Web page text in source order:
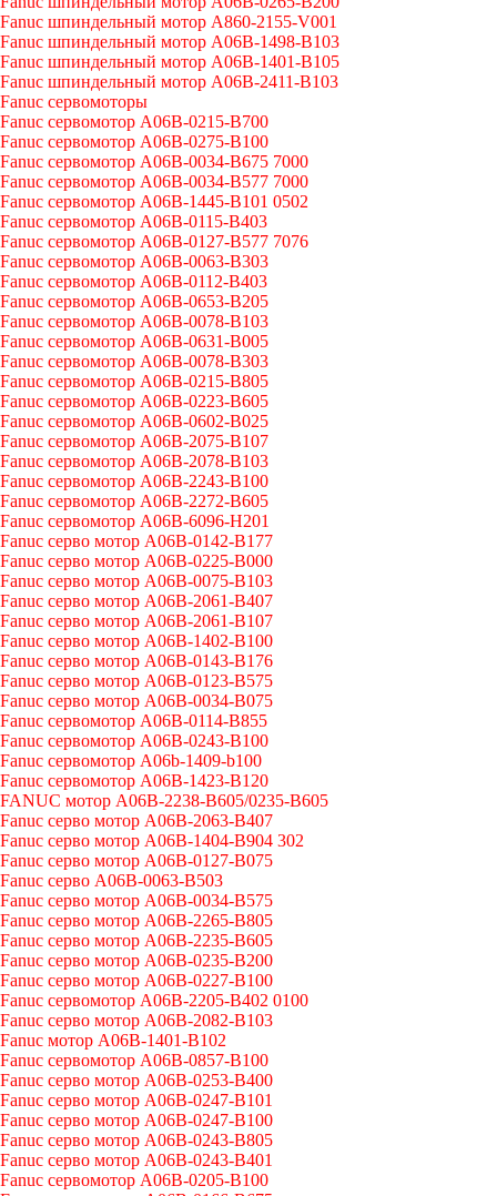
Fanuc шпиндельный мотор A860-2155-V001
Fanuc шпиндельный мотор A06B-1498-B103
Fanuc шпиндельный мотор A06B-1401-B105
Fanuc шпиндельный мотор A06B-2411-B103
Fanuc сервомоторы
Fanuc сервомотор A06B-0215-B700
Fanuc сервомотор A06B-0275-B100
Fanuc сервомотор A06B-0034-B675 7000
Fanuc сервомотор A06B-0034-B577 7000
Fanuc сервомотор A06B-1445-B101 0502
Fanuc сервомотор A06B-0115-B403
Fanuc сервомотор A06B-0127-B577 7076
Fanuc сервомотор A06B-0063-B303
Fanuc сервомотор A06B-0112-B403
Fanuc сервомотор A06B-0653-B205
Fanuc сервомотор A06B-0078-B103
Fanuc сервомотор A06B-0631-B005
Fanuc сервомотор A06B-0078-B303
Fanuc сервомотор A06B-0215-B805
Fanuc сервомотор A06B-0223-B605
Fanuc сервомотор A06B-0602-B025
Fanuc сервомотор A06B-2075-B107
Fanuc сервомотор A06B-2078-B103
Fanuc сервомотор A06B-2243-B100
Fanuc сервомотор A06B-2272-B605
Fanuc сервомотор A06B-6096-H201
Fanuc серво мотор A06B-0142-B177
Fanuc серво мотор A06B-0225-B000
Fanuc серво мотор A06B-0075-B103
Fanuc серво мотор A06B-2061-B407
Fanuc серво мотор A06B-2061-B107
Fanuc серво мотор A06B-1402-B100
Fanuc серво мотор A06B-0143-B176
Fanuc серво мотор A06B-0123-B575
Fanuc серво мотор A06B-0034-B075
Fanuc сервомотор A06B-0114-B855
Fanuc сервомотор A06B-0243-B100
Fanuc сервомотор A06b-1409-b100
Fanuc сервомотор A06B-1423-B120
FANUC мотор A06B-2238-B605/0235-B605
Fanuc серво мотор A06B-2063-B407
Fanuc серво мотор A06B-1404-B904 302
Fanuc серво мотор A06B-0127-B075
Fanuc серво A06B-0063-B503
Fanuc серво мотор A06B-0034-B575
Fanuc серво мотор A06B-2265-B805
Fanuc серво мотор A06B-2235-B605
Fanuc серво мотор A06B-0235-B200
Fanuc серво мотор A06B-0227-B100
Fanuc сервомотор A06B-2205-B402 0100
Fanuc серво мотор A06B-2082-B103
Fanuc мотор A06B-1401-B102
Fanuc сервомотор A06B-0857-B100
Fanuc серво мотор A06B-0253-B400
Fanuc серво мотор A06B-0247-B101
Fanuc серво мотор A06B-0247-B100
Fanuc серво мотор A06B-0243-B805
Fanuc серво мотор A06B-0243-B401
Fanuc сервомотор A06B-0205-B100